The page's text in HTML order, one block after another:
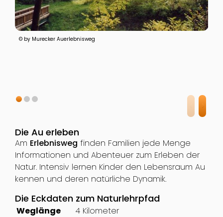
© by Murecker Auerlebnisweg
Die Au erleben
Am Erlebnisweg finden Familien jede Menge
Informationen und Abenteuer zum Erleben der
Natur. Intensiv lernen Kinder den Lebensraum Au
kennen und deren natürliche Dynamik.
Die Eckdaten zum Naturlehrpfad
Weglänge
4 Kilometer